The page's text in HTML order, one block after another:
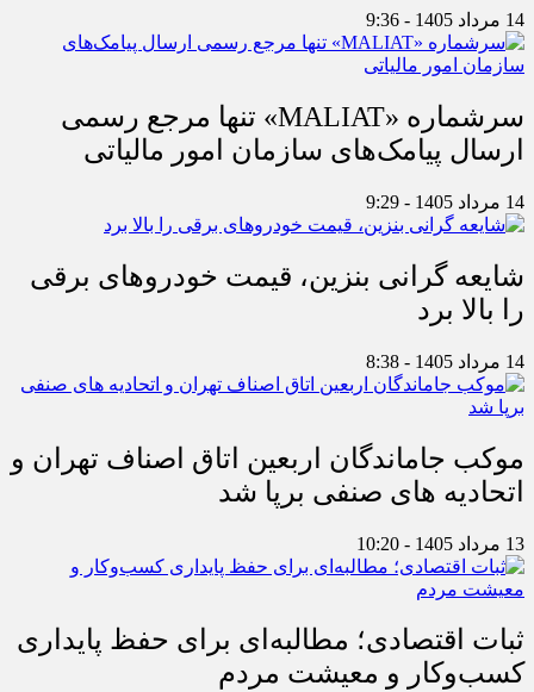
14 مرداد 1405 - 9:36
سرشماره «MALIAT» تنها مرجع رسمی
ارسال پیامک‌های سازمان امور مالیاتی
14 مرداد 1405 - 9:29
شایعه گرانی بنزین، قیمت خودروهای برقی
را بالا برد
14 مرداد 1405 - 8:38
موکب جاماندگان اربعین اتاق اصناف تهران و
اتحادیه های صنفی برپا شد
13 مرداد 1405 - 10:20
ثبات اقتصادی؛ مطالبه‌ای برای حفظ پایداری
کسب‌وکار و معیشت مردم